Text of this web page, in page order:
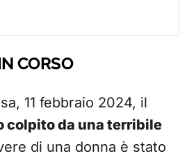
CORSO
11 febbraio 2024, il
colpito da una terribile
di una donna è stato